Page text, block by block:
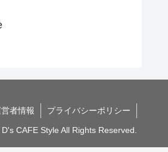
者情報 プライバシーポリシー
CAFE Style All Rights Reserved.